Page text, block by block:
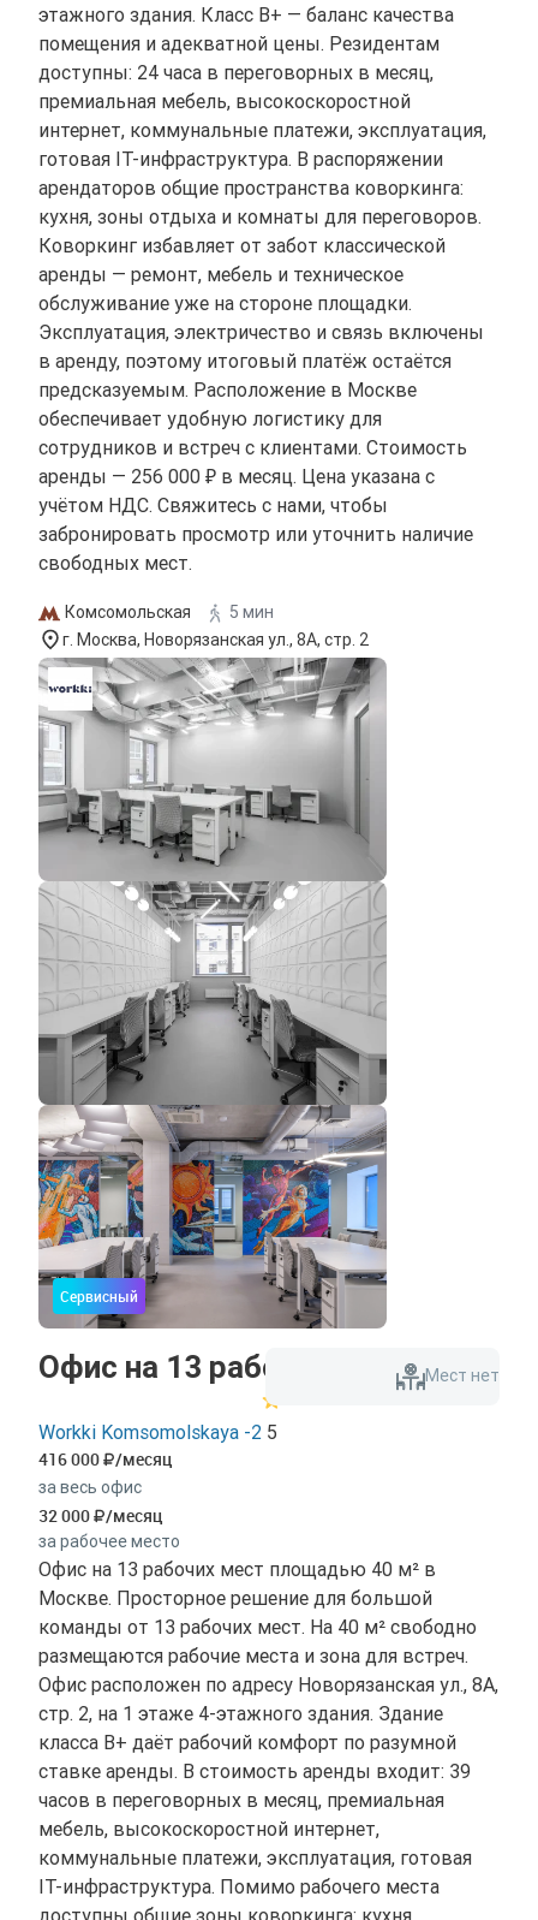
этажного здания. Класс B+ — баланс качества
помещения и адекватной цены. Резидентам
доступны: 24 часа в переговорных в месяц,
премиальная мебель, высокоскоростной
интернет, коммунальные платежи, эксплуатация,
готовая IT-инфраструктура. В распоряжении
арендаторов общие пространства коворкинга:
кухня, зоны отдыха и комнаты для переговоров.
Коворкинг избавляет от забот классической
аренды — ремонт, мебель и техническое
обслуживание уже на стороне площадки.
Эксплуатация, электричество и связь включены
в аренду, поэтому итоговый платёж остаётся
предсказуемым. Расположение в Москве
обеспечивает удобную логистику для
сотрудников и встреч с клиентами. Стоимость
аренды — 256 000 ₽ в месяц. Цена указана с
учётом НДС. Свяжитесь с нами, чтобы
забронировать просмотр или уточнить наличие
свободных мест.
Комсомольская
5 мин
г. Москва, Новорязанская ул., 8А, стр. 2
Сервисный
Офис на 13 рабочих мест
Workki Komsomolskaya -2 5
416 000 /месяц
за весь офис
32 000 /месяц
за рабочее место
Офис на 13 рабочих мест площадью 40 м² в
Москве. Просторное решение для большой
команды от 13 рабочих мест. На 40 м² свободно
размещаются рабочие места и зона для встреч.
Офис расположен по адресу Новорязанская ул., 8А,
стр. 2, на 1 этаже 4-этажного здания. Здание
класса B+ даёт рабочий комфорт по разумной
ставке аренды. В стоимость аренды входит: 39
часов в переговорных в месяц, премиальная
мебель, высокоскоростной интернет,
коммунальные платежи, эксплуатация, готовая
IT-инфраструктура. Помимо рабочего места
доступны общие зоны коворкинга: кухня,
Мест нет